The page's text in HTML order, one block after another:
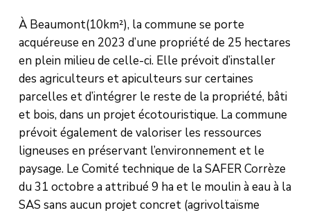
À Beaumont(10km²), la commune se porte
acquéreuse en 2023 d’une propriété de 25 hectares
en plein milieu de celle-ci. Elle prévoit d’installer
des agriculteurs et apiculteurs sur certaines
parcelles et d’intégrer le reste de la propriété, bâti
et bois, dans un projet écotouristique. La commune
prévoit également de valoriser les ressources
ligneuses en préservant l’environnement et le
paysage. Le Comité technique de la SAFER Corrèze
du 31 octobre a attribué 9 ha et le moulin à eau à la
SAS sans aucun projet concret (agrivoltaïsme